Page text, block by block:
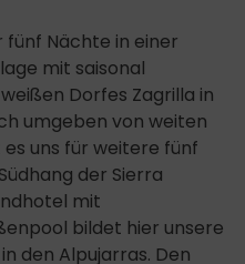
Nächte in einer
mit saisonal
Dorfes Zagrilla in
umgeben von weiten
uns für weitere fünf
der Sierra
mit
bildet hier unsere
den Alpujarras. Den